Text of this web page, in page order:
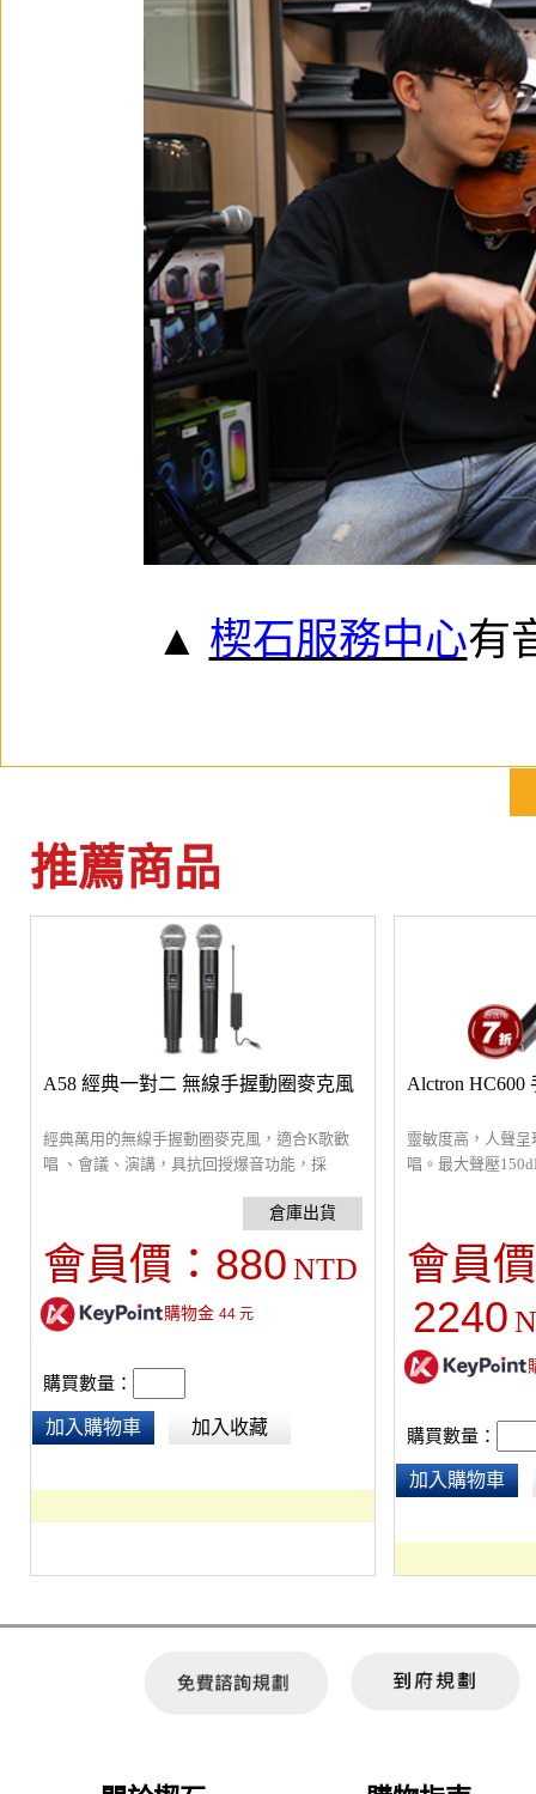
▲ 楔石服務中心有
推薦商品
A58 經典一對二 無線手握動圈麥克風
經典萬用的無線手握動圈麥克風，適合K歌歡
唱 、會議、演講，具抗回授爆音功能，採
箱即可。無線距離30米，附電池18650、
6.35mm轉接頭。
會員價： 880 NTD
購物金 44元
購買數量：
加入購物車 加入收藏
Alctron HC600
靈敏度高，人聲
唱。最大聲壓
鋅合金機身堅硬
會員
2240
購買數量：
加入購物車